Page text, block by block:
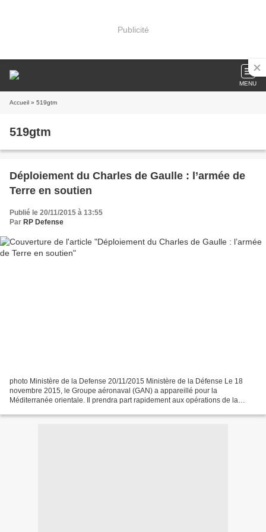
Publicité
MENU
Accueil » 519gtm
519gtm
Déploiement du Charles de Gaulle : l’armée de
Terre en soutien
Publié le 20/11/2015 à 13:55
Par RP Defense
photo Ministère de la Defense 20/11/2015 Ministère de la Défense Le 18
novembre 2015, le Groupe aéronaval (GAN) a appareillé pour la
Méditerranée orientale. Il prendra part rapidement aux opérations de la